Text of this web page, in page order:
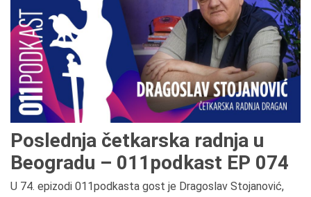
Poslednja četkarska radnja u
Beogradu – 011podkast EP 074
U 74. epizodi 011podkasta gost je Dragoslav Stojanović,